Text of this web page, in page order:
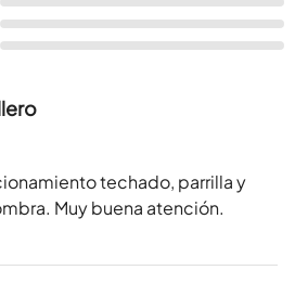
techado, parrilla y
Muy buena atención.